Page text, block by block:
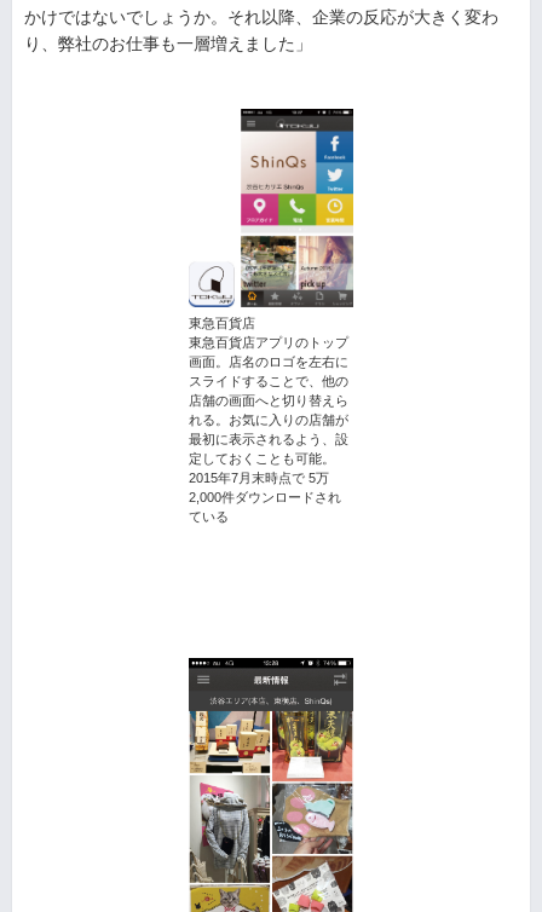
かけではないでしょうか。それ以降、企業の反応が大きく変わ
り、弊社のお仕事も一層増えました」
東急百貨店
東急百貨店アプリのトップ
画面。店名のロゴを左右に
スライドすることで、他の
店舗の画面へと切り替えら
れる。お気に入りの店舗が
最初に表示されるよう、設
定しておくことも可能。
2015年7月末時点で 5万
2,000件ダウンロードされ
ている